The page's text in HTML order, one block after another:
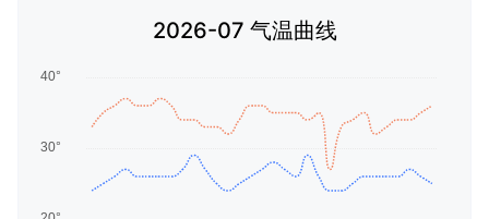
2026-07 气温曲线